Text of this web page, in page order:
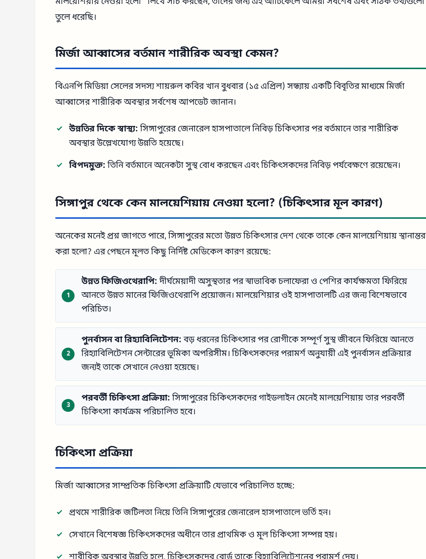
তুলে ধরেছি।
মির্জা আব্বাসের বর্তমান শারীরিক অবস্থা কেমন?
বিএনপি মিডিয়া সেলের সদস্য শায়রুল কবির খান বুধবার (১৫ এপ্রিল) সন্ধ্যায় একটি বিবৃতির মাধ্যমে মির্জা
আব্বাসের শারীরিক অবস্থার সর্বশেষ আপডেট জানান।
উন্নতির দিকে স্বাস্থ্য:সিঙ্গাপুরের জেনারেল হাসপাতালে নিবিড় চিকিৎসার পর বর্তমানে তার শারীরিক
অবস্থার উল্লেখযোগ্য উন্নতি হয়েছে।
বিপদমুক্ত:তিনি বর্তমানে অনেকটা সুস্থ বোধ করছেন এবং চিকিৎসকদের নিবিড় পর্যবেক্ষণে রয়েছেন।
সিঙ্গাপুর থেকে কেন মালয়েশিয়ায় নেওয়া হলো? (চিকিৎসার মূল কারণ)
অনেকের মনেই প্রশ্ন জাগতে পারে, সিঙ্গাপুরের মতো উন্নত চিকিৎসার দেশ থেকে তাকে কেন মালয়েশিয়ায় স্থানান্তর
করা হলো? এর পেছনে মূলত কিছু নির্দিষ্ট মেডিকেল কারণ রয়েছে:
উন্নত ফিজিওথেরাপি:দীর্ঘমেয়াদী অসুস্থতার পর স্বাভাবিক চলাফেরা ও পেশির কার্যক্ষমতা ফিরিয়ে
আনতে উন্নত মানের ফিজিওথেরাপি প্রয়োজন। মালয়েশিয়ার ওই হাসপাতালটি এর জন্য বিশেষভাবে
পরিচিত।
পুনর্বাসন বা রিহ্যাবিলিটেশন:বড় ধরনের চিকিৎসার পর রোগীকে সম্পূর্ণ সুস্থ জীবনে ফিরিয়ে আনতে
রিহ্যাবিলিটেশন সেন্টারের ভূমিকা অপরিসীম। চিকিৎসকদের পরামর্শ অনুযায়ী এই পুনর্বাসন প্রক্রিয়ার
জন্যই তাকে সেখানে নেওয়া হয়েছে।
পরবর্তী চিকিৎসা প্রক্রিয়া:সিঙ্গাপুরের চিকিৎসকদের গাইডলাইন মেনেই মালয়েশিয়ায় তার পরবর্তী
চিকিৎসা কার্যক্রম পরিচালিত হবে।
চিকিৎসা প্রক্রিয়া
মির্জা আব্বাসের সাম্প্রতিক চিকিৎসা প্রক্রিয়াটি যেভাবে পরিচালিত হচ্ছে:
প্রথমে শারীরিক জটিলতা নিয়ে তিনি সিঙ্গাপুরের জেনারেল হাসপাতালে ভর্তি হন।
সেখানে বিশেষজ্ঞ চিকিৎসকদের অধীনে তার প্রাথমিক ও মূল চিকিৎসা সম্পন্ন হয়।